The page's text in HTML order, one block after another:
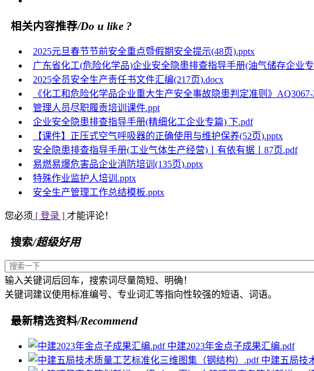
相关内容推荐/Do u like ?
2025元旦春节节前安全重点暨假期安全提示(48页).pptx
广东省化工(危险化学品)企业安全隐患排查指导手册(油气储存企业
2025全员安全生产责任书文件汇编(217页).docx
《化工和危险化学品企业重大生产安全事故隐患判定准则》AQ3067-
管理人员尽职履责培训课件.ppt
企业安全隐患排查指导手册(精细化工企业专篇) 下.pdf
【课件】正压式空气呼吸器的正确使用与维护保养(52页).pptx
安全隐患排查指导手册(工业气体生产经营)丨有依有据丨87页.pdf
易燃易爆危害品企业消防培训(135页).pptx
特殊作业监护人培训.pptx
安全生产管理工作总结模板.pptx
您必须 [ 登录 ] 才能评论！
搜索/超级好用
输入关键词后回车，搜索词尽量简短、明确！
关键词建议使用标准编号、专业词汇等指向性较强的短语、词语。
最新精选资料/Recommend
中建2023年金点子成果汇编.pdf
中建五局技